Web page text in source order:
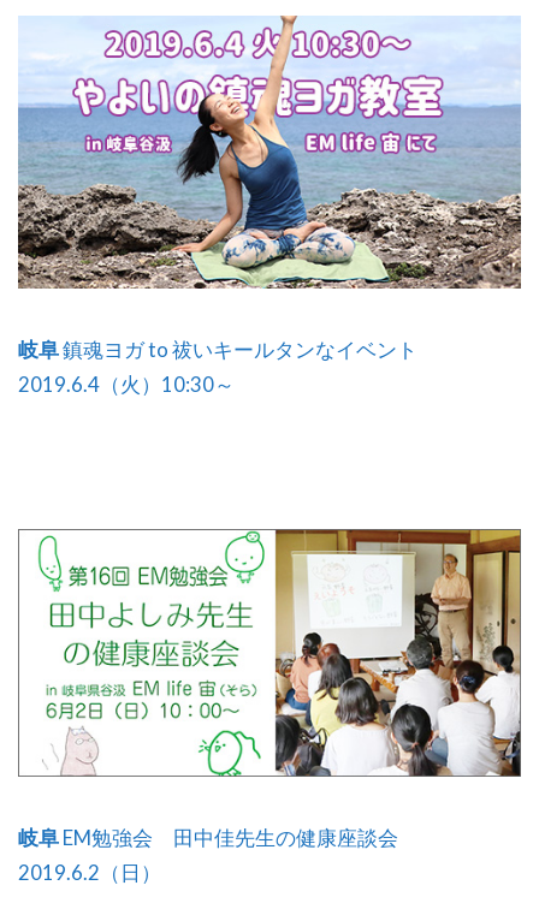
岐阜鎮魂ヨガ to 祓いキールタンなイベント
2019.6.4（火）10:30～
岐阜EM勉強会 田中佳先生の健康座談会
2019.6.2（日）